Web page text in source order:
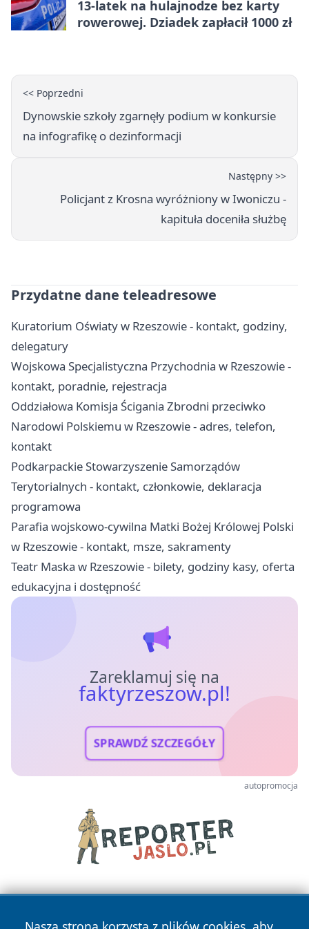
13-latek na hulajnodze bez karty
rowerowej. Dziadek zapłacił 1000 zł
<< Poprzedni
Dynowskie szkoły zgarnęły podium w konkursie
na infografikę o dezinformacji
Następny >>
Policjant z Krosna wyróżniony w Iwoniczu -
kapituła doceniła służbę
Przydatne dane teleadresowe
Kuratorium Oświaty w Rzeszowie - kontakt, godziny,
delegatury
Wojskowa Specjalistyczna Przychodnia w Rzeszowie -
kontakt, poradnie, rejestracja
Oddziałowa Komisja Ścigania Zbrodni przeciwko
Narodowi Polskiemu w Rzeszowie - adres, telefon,
kontakt
Podkarpackie Stowarzyszenie Samorządów
Terytorialnych - kontakt, członkowie, deklaracja
programowa
Parafia wojskowo-cywilna Matki Bożej Królowej Polski
w Rzeszowie - kontakt, msze, sakramenty
Teatr Maska w Rzeszowie - bilety, godziny kasy, oferta
edukacyjna i dostępność
Zareklamuj się na
faktyrzeszow.pl!
SPRAWDŹ SZCZEGÓŁY
autopromocja